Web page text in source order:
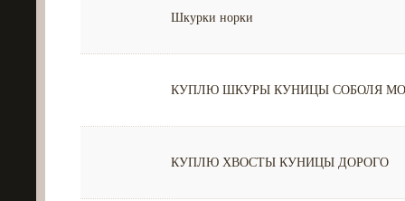
Шкурки норки
КУПЛЮ ШКУРЫ КУНИЦЫ СОБОЛЯ
КУПЛЮ ХВОСТЫ КУНИЦЫ ДОРОГО